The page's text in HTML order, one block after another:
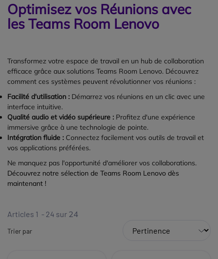
Optimisez vos Réunions avec
les Teams Room Lenovo
Transformez votre espace de travail en un hub de collaboration
efficace grâce aux solutions Teams Room Lenovo. Découvrez
comment ces systèmes peuvent révolutionner vos réunions :
Facilité d'utilisation : Démarrez vos réunions en un clic avec une
interface intuitive.
Qualité audio et vidéo supérieure : Profitez d'une expérience
immersive grâce à une technologie de pointe.
Intégration fluide : Connectez facilement vos outils de travail et
vos applications préférées.
Ne manquez pas l'opportunité d'améliorer vos collaborations.
Découvrez notre sélection de Teams Room Lenovo dès
maintenant !
Articles 1 - 24 sur 24
Trier par